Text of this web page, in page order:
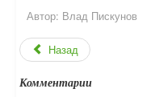
Автор: Влад Пискунов
Назад
Комментарии